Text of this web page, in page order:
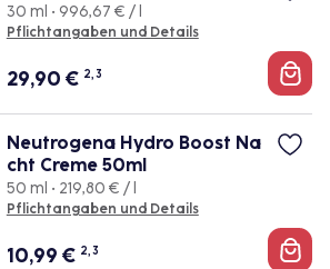
30 ml • 996,67 € / l
Pflichtangaben und Details
29,90 € 2, 3
Neutrogena Hydro Boost Na
cht Creme 50ml
50 ml • 219,80 € / l
Pflichtangaben und Details
10,99 € 2, 3